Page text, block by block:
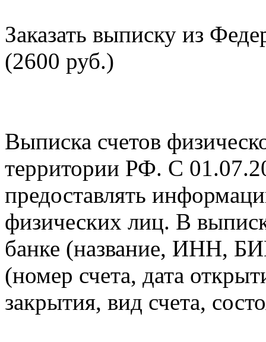
Заказать выписку из
(2600 руб.)
Выписка счетов
территории РФ. С
предоставлять
физических лиц. В
банке (название, ИНН,
(номер счета, дата
закрытия, вид счета,